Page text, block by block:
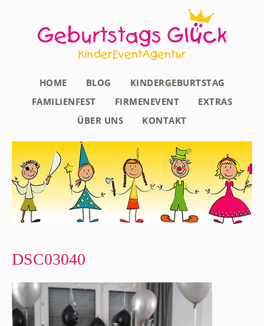
HOME BLOG
KINDERGEBURTSTAG
FAMILIENFEST
FIRMENEVENT
EXTRAS
ÜBER UNS
KONTAKT
DSC03040